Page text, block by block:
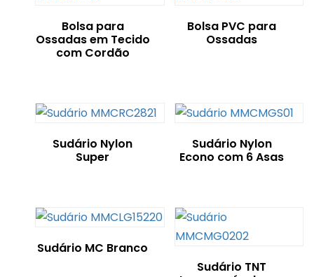
Bolsa para
Ossadas em Tecido
com Cordão
Bolsa PVC para
Ossadas
Sudário Nylon
Super
Sudário Nylon
Econo com 6 Asas
Sudário MC Branco
Sudário TNT